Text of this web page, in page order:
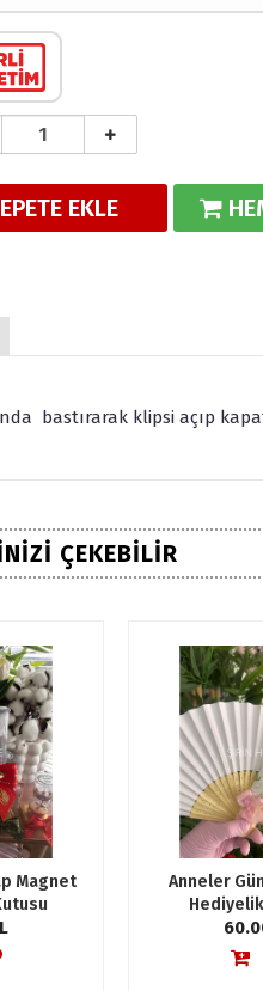
EKLE
bastırarak klipsi açıp
ÇEKEBILIR
Magnet
Anneler